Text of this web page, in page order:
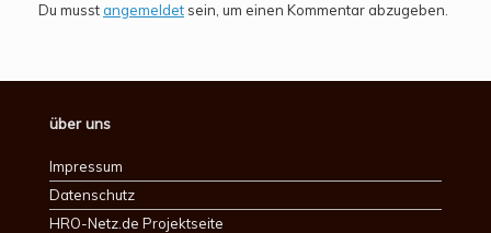
Du musst angemeldet sein, um einen Kommentar abzugeben.
über uns
Impressum
Datenschutz
HRO-Netz.de Projektseite